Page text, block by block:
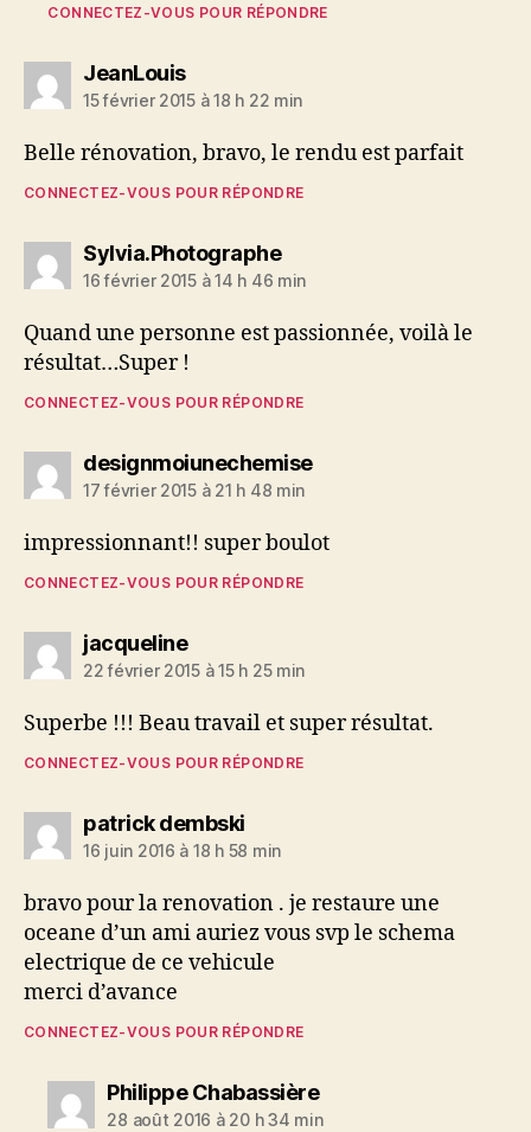
CONNECTEZ-VOUS POUR RÉPONDRE
JeanLouisdit :
15 février 2015 à 18 h 22 min
Belle rénovation, bravo, le rendu est parfait
CONNECTEZ-VOUS POUR RÉPONDRE
Sylvia.Photographedit :
16 février 2015 à 14 h 46 min
Quand une personne est passionnée, voilà le
résultat…Super !
CONNECTEZ-VOUS POUR RÉPONDRE
designmoiunechemisedit :
17 février 2015 à 21 h 48 min
impressionnant!! super boulot
CONNECTEZ-VOUS POUR RÉPONDRE
jacquelinedit :
22 février 2015 à 15 h 25 min
Superbe !!! Beau travail et super résultat.
CONNECTEZ-VOUS POUR RÉPONDRE
patrick dembskidit :
16 juin 2016 à 18 h 58 min
bravo pour la renovation . je restaure une
oceane d’un ami auriez vous svp le schema
electrique de ce vehicule
merci d’avance
CONNECTEZ-VOUS POUR RÉPONDRE
Philippe Chabassièredit :
28 août 2016 à 20 h 34 min